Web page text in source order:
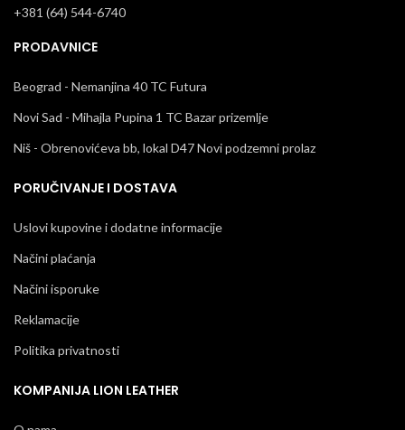
+381 (64) 544-6740
PRODAVNICE
Beograd - Nemanjina 40 TC Futura
Novi Sad - Mihajla Pupina 1 TC Bazar prizemlje
Niš - Obrenovićeva bb, lokal D47 Novi podzemni prolaz
PORUČIVANJE I DOSTAVA
Uslovi kupovine i dodatne informacije
Načini plaćanja
Načini isporuke
Reklamacije
Politika privatnosti
KOMPANIJA LION LEATHER